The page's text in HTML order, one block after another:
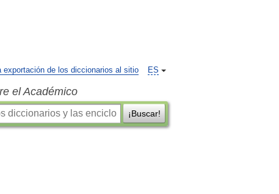
ES
exportación de los diccionarios al sitio
el Académico
¡Buscar!